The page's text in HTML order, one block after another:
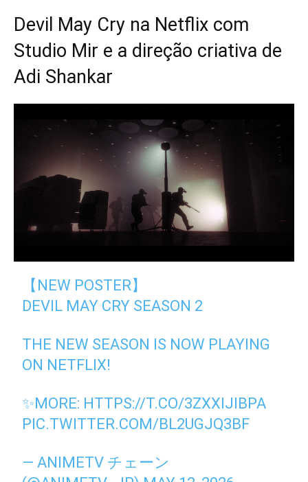
Devil May Cry na Netflix com
Studio Mir e a direção criativa de
Adi Shankar
【NEW POSTER】
DEVIL MAY CRY SEASON 2
THE NEW SEASON IS NOW PLAYING
ON NETFLIX!
✨MORE: HTTPS://T.CO/3ZXXIJIBPA
PIC.TWITTER.COM/BL2UGJQ3BF
— ANIMETV チェーン